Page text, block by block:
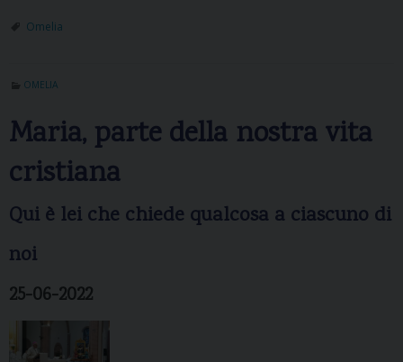
Omelia
OMELIA
Maria, parte della nostra vita
cristiana
Qui è lei che chiede qualcosa a ciascuno di
noi
25-06-2022